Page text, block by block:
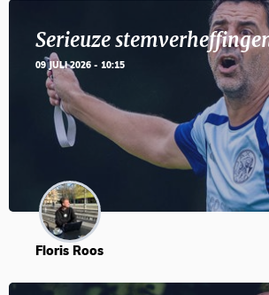
Serieuze
09 JULI 2026 - 10:15
Floris Roos